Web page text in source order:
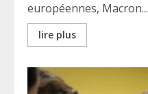
européennes, Macron...
lire plus